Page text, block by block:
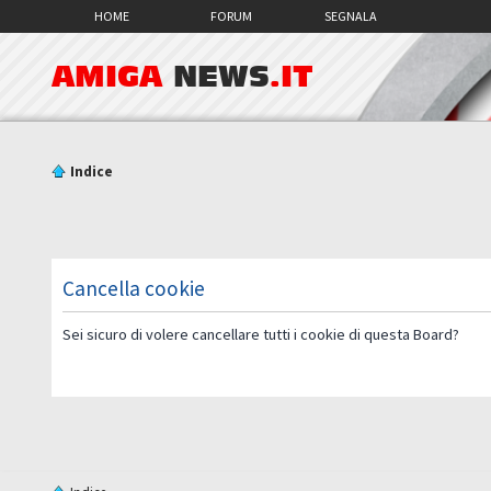
HOME FORUM SEGNALA
AMIGA NEWS.IT
Indice
Cancella cookie
Sei sicuro di volere cancellare tutti i cookie di questa Board?